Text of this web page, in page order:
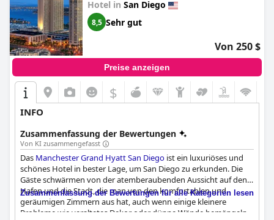
Hotel in San Diego
8,5 Sehr gut
Von 250 $
Preise anzeigen
$
INFO
Zusammenfassung der Bewertungen
Von KI zusammengefasst
Das Manchester Grand Hyatt San Diego ist ein luxuriöses und
schönes Hotel in bester Lage, um San Diego zu erkunden. Die
Gäste schwärmen von der atemberaubenden Aussicht auf den
Hafen und die Stadt, die man von den komfortablen und
geräumigen Zimmern aus hat, auch wenn einige kleinere
Probleme wie veraltetes Dekor oder dünne Wände bemängeln.
Zusammenfassung der Bewertungen für alle Kategorien lesen